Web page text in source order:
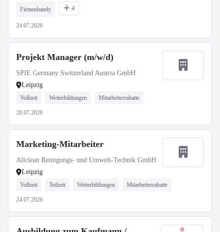
Firmenhandy 4
24.07.2026
Projekt Manager (m/w/d)
SPIE Germany Switzerland Austria GmbH
Leipzig
Vollzeit Weiterbildungen Mitarbeiterrabatte
28.07.2026
Marketing-Mitarbeiter
Allclean Reinigungs- und Umwelt-Technik GmbH
Leipzig
Vollzeit Teilzeit Weiterbildungen Mitarbeiterrabatte
24.07.2026